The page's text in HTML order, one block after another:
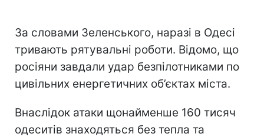
За словами Зеленського, наразі в Одесі
тривають рятувальні роботи. Відомо, що
росіяни завдали удар безпілотниками по
цивільних енергетичних об’єктах міста.
Внаслідок атаки щонайменше 160 тисяч
одеситів знаходяться без тепла та